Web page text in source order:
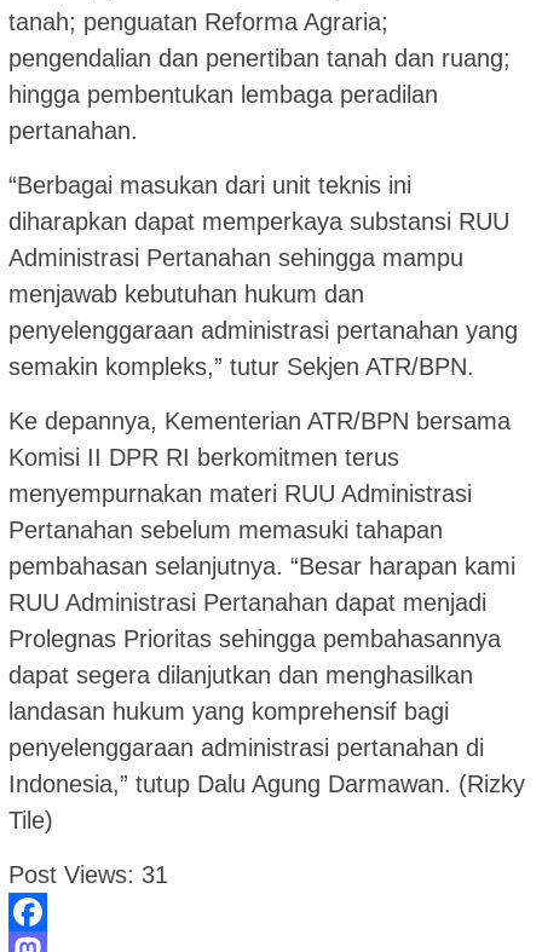
tanah; penguatan Reforma Agraria;
pengendalian dan penertiban tanah dan ruang;
hingga pembentukan lembaga peradilan
pertanahan.
“Berbagai masukan dari unit teknis ini
diharapkan dapat memperkaya substansi RUU
Administrasi Pertanahan sehingga mampu
menjawab kebutuhan hukum dan
penyelenggaraan administrasi pertanahan yang
semakin kompleks,” tutur Sekjen ATR/BPN.
Ke depannya, Kementerian ATR/BPN bersama
Komisi II DPR RI berkomitmen terus
menyempurnakan materi RUU Administrasi
Pertanahan sebelum memasuki tahapan
pembahasan selanjutnya. “Besar harapan kami
RUU Administrasi Pertanahan dapat menjadi
Prolegnas Prioritas sehingga pembahasannya
dapat segera dilanjutkan dan menghasilkan
landasan hukum yang komprehensif bagi
penyelenggaraan administrasi pertanahan di
Indonesia,” tutup Dalu Agung Darmawan. (Rizky
Tile)
Post Views: 31